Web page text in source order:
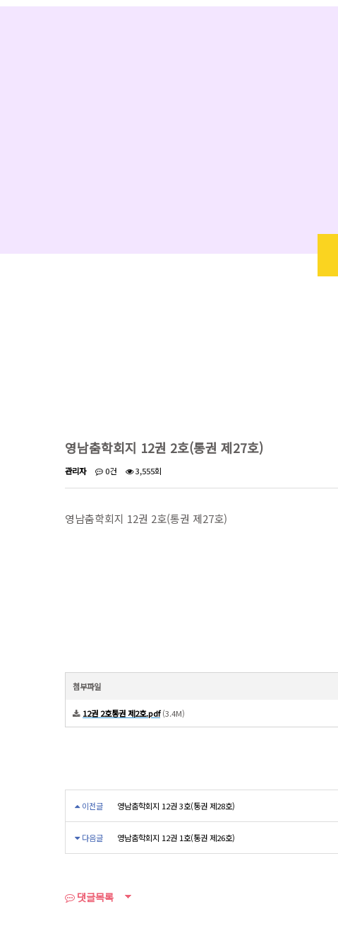
영남춤학회지 12권 2호(통권 제27호)
관리자 0건 3,555회
영남춤학회지 12권 2호(통권 제27호)
첨부파일
12권 2호통권 제2호.pdf(3.4M)
이전글 영남춤학회지 12권 3호(통권 제28호)
다음글 영남춤학회지 12권 1호(통권 제26호)
댓글목록